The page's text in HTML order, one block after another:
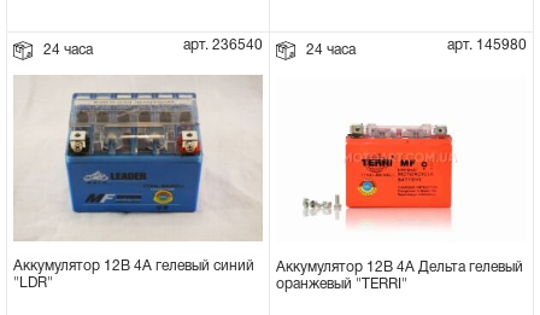
24 часа арт. 236540
Аккумулятор 12В 4А гелевый синий
"LDR"
24 часа арт. 145980
Аккумулятор 12В 4А Дельта гелевый
оранжевый "TERRI"